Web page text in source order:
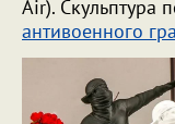
Air). Скульптура
антивоенного